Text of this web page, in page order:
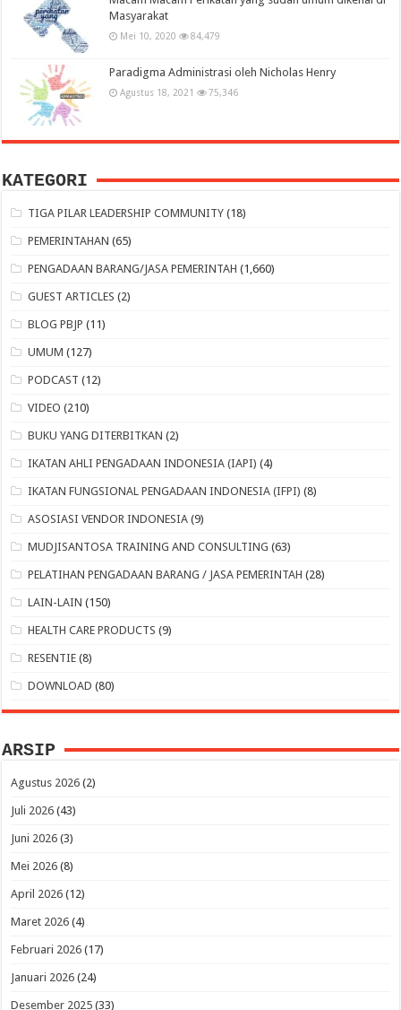
Masyarakat
Mei 10, 2020 84,479
Paradigma Administrasi oleh Nicholas Henry
Agustus 18, 2021 75,346
KATEGORI
TIGA PILAR LEADERSHIP COMMUNITY (18)
PEMERINTAHAN (65)
PENGADAAN BARANG/JASA PEMERINTAH (1,660)
GUEST ARTICLES (2)
BLOG PBJP (11)
UMUM (127)
PODCAST (12)
VIDEO (210)
BUKU YANG DITERBITKAN (2)
IKATAN AHLI PENGADAAN INDONESIA (IAPI) (4)
IKATAN FUNGSIONAL PENGADAAN INDONESIA (IFPI) (8)
ASOSIASI VENDOR INDONESIA (9)
MUDJISANTOSA TRAINING AND CONSULTING (63)
PELATIHAN PENGADAAN BARANG / JASA PEMERINTAH (28)
LAIN-LAIN (150)
HEALTH CARE PRODUCTS (9)
RESENTIE (8)
DOWNLOAD (80)
ARSIP
Agustus 2026 (2)
Juli 2026 (43)
Juni 2026 (3)
Mei 2026 (8)
April 2026 (12)
Maret 2026 (4)
Februari 2026 (17)
Januari 2026 (24)
Desember 2025 (33)